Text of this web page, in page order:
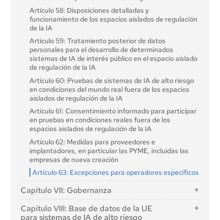
Artículo 10: Datos y gobernanza de datos
Artículo 11: Documentación técnica
Artículo 12: Mantenimiento de registros
Artículo 13: Transparencia y suministro de
información a los empresarios
Artículo 14: Supervisión humana
Artículo 15: Precisión, robustez y ciberseguridad
Sección 3: Obligaciones de los proveedores e
implantadores de sistemas de IA de alto riesgo y
otras partes interesadas
Artículo 16: Obligaciones de los proveedores de
Artículo 17. Sistema de gestión de la calidad Sistema
de gestión de la calidad
Artículo 18: Conservación de la documentación
Artículo 20: Acciones correctoras y deber de
información
general con riesgo sistémico
Artículo 52: Procedimiento
Sección 2: Obligaciones de los proveedores de
modelos de IA de propósito general
Artículo 53. Obligaciones de los proveedores de
modelos de IA de propósito general Obligaciones de
los proveedores de modelos de IA de propósito
general
Artículo 54: Representantes autorizados de los
proveedores de modelos de IA de uso general
Sección 3: Obligaciones de los proveedores de
modelos de IA de propósito general con riesgo
sistémico
Artículo 55: Obligaciones de los proveedores de
modelos de IA de propósito general con riesgo
sistémico
Sección 4: Códigos de buenas prácticas
Artículo 56: Códigos de buenas prácticas
Artículo 58: Disposiciones detalladas y
funcionamiento de los espacios aislados de regulación
de la IA
Artículo 59: Tratamiento posterior de datos
personales para el desarrollo de determinados
sistemas de IA de interés público en el espacio aislado
de regulación de la IA
Artículo 60: Pruebas de sistemas de IA de alto riesgo
en condiciones del mundo real fuera de los espacios
aislados de regulación de la IA
Artículo 61: Consentimiento informado para participar
en pruebas en condiciones reales fuera de los
espacios aislados de regulación de la IA
Artículo 62: Medidas para proveedores e
implantadores, en particular las PYME, incluidas las
empresas de nueva creación
Artículo 63: Excepciones para operadores específicos
Capítulo VII: Gobernanza
Sección 1: Gobernanza a escala de la Unión
Artículo 64: Oficina de AI
Capítulo VIII: Base de datos de la UE
para sistemas de IA de alto riesgo